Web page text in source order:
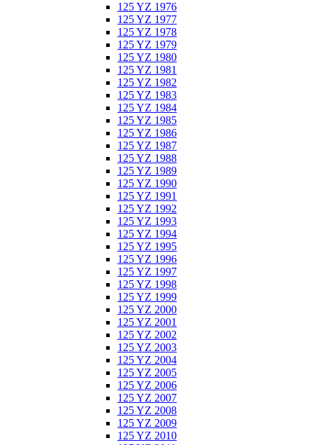
125 YZ 1976
125 YZ 1977
125 YZ 1978
125 YZ 1979
125 YZ 1980
125 YZ 1981
125 YZ 1982
125 YZ 1983
125 YZ 1984
125 YZ 1985
125 YZ 1986
125 YZ 1987
125 YZ 1988
125 YZ 1989
125 YZ 1990
125 YZ 1991
125 YZ 1992
125 YZ 1993
125 YZ 1994
125 YZ 1995
125 YZ 1996
125 YZ 1997
125 YZ 1998
125 YZ 1999
125 YZ 2000
125 YZ 2001
125 YZ 2002
125 YZ 2003
125 YZ 2004
125 YZ 2005
125 YZ 2006
125 YZ 2007
125 YZ 2008
125 YZ 2009
125 YZ 2010